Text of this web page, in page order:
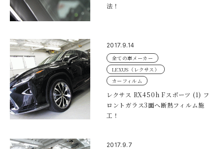
法！
2017.9.14
全ての車メーカー
LEXUS（レクサス）
カーフィルム
レクサス RX450h Fスポーツ (1) フ
ロントガラス3面へ断熱フィルム施
工！
2017.9.7